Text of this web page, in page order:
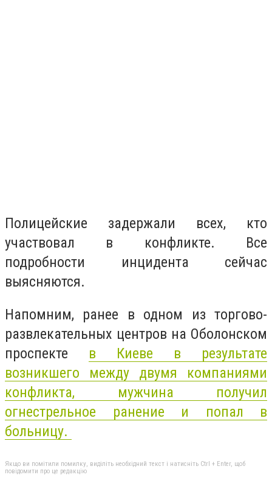
Полицейские задержали всех, кто
участвовал в конфликте. Все
подробности инцидента сейчас
выясняются.
Напомним, ранее в одном из торгово-
развлекательных центров на Оболонском
проспекте в Киеве в результате
возникшего между двумя компаниями
конфликта, мужчина получил
огнестрельное ранение и попал в
больницу.
Якщо ви помітили помилку, виділіть необхідний текст і натисніть Ctrl + Enter, щоб
повідомити про це редакцію